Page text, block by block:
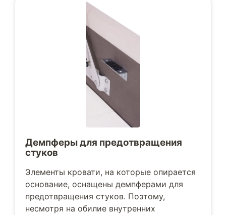
Демпферы для предотвращения
стуков
Элементы кровати, на которые опирается
основание, оснащены демпферами для
предотвращения стуков. Поэтому,
несмотря на обилие внутренних